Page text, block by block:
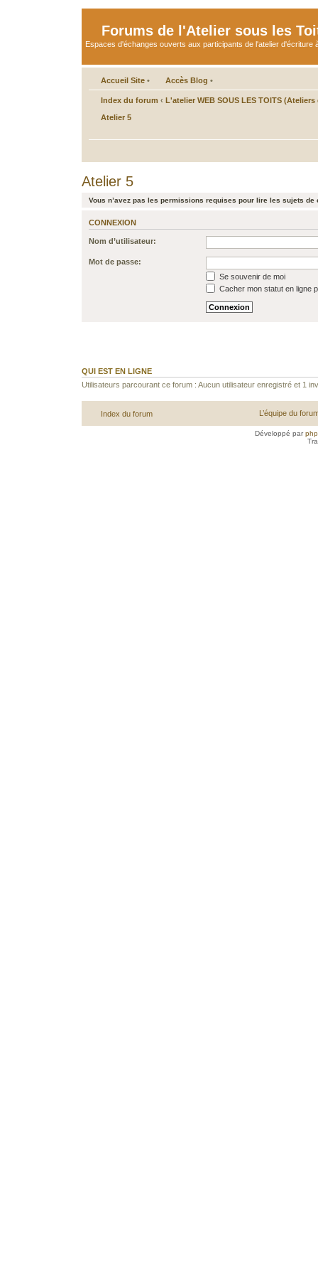
Forums de l'Atelier sous les
Espaces d'échanges ouverts aux participants de l'atelier d'écriture
Accueil Site • Accès Blog •
Index du forum ‹ L'atelier WEB SOUS LES TOITS
Atelier 5
Atelier 5
Vous n’avez pas les permissions requises pour lire les sujets de
CONNEXION
Nom d’utilisateur:
Mot de passe:
Se souvenir de moi
Cacher mon statut en ligne
QUI EST EN LIGNE
Utilisateurs parcourant ce forum : Aucun utilisateur enregistré et 1
Index du forum L’équipe du
Développé par